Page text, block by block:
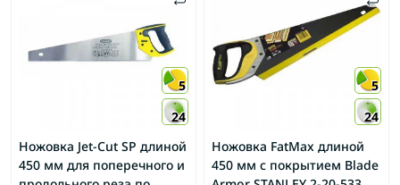
5
24
Ножовка Jet-Cut SP длиной
450 мм для поперечного и
5
24
Ножовка FatMax длиной
450 мм с покрытием Blade